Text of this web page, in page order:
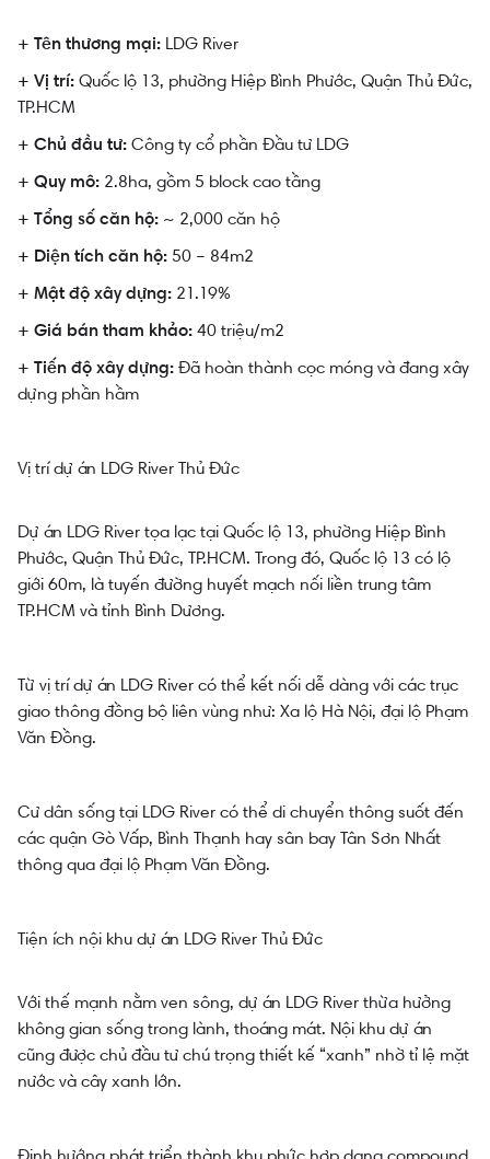
+ Tên thương mại: LDG River
+ Vị trí: Quốc lộ 13, phường Hiệp Bình Phước, Quận Thủ Đức,
TP.HCM
+ Chủ đầu tư: Công ty cổ phần Đầu tư LDG
+ Quy mô: 2.8ha, gồm 5 block cao tầng
+ Tổng số căn hộ: ~ 2,000 căn hộ
+ Diện tích căn hộ: 50 – 84m2
+ Mật độ xây dựng: 21.19%
+ Giá bán tham khảo: 40 triệu/m2
+ Tiến độ xây dựng: Đã hoàn thành cọc móng và đang xây
dựng phần hầm
Vị trí dự án LDG River Thủ Đức
Dự án LDG River tọa lạc tại Quốc lộ 13, phường Hiệp Bình
Phước, Quận Thủ Đức, TP.HCM. Trong đó, Quốc lộ 13 có lộ
giới 60m, là tuyến đường huyết mạch nối liền trung tâm
TP.HCM và tỉnh Bình Dương.
Từ vị trí dự án LDG River có thể kết nối dễ dàng với các trục
giao thông đồng bộ liên vùng như: Xa lộ Hà Nội, đại lộ Phạm
Văn Đồng.
Cư dân sống tại LDG River có thể di chuyển thông suốt đến
các quận Gò Vấp, Bình Thạnh hay sân bay Tân Sơn Nhất
thông qua đại lộ Phạm Văn Đồng.
Tiện ích nội khu dự án LDG River Thủ Đức
Với thế mạnh nằm ven sông, dự án LDG River thừa hưởng
không gian sống trong lành, thoáng mát. Nội khu dự án
cũng được chủ đầu tư chú trọng thiết kế “xanh” nhờ tỉ lệ mặt
nước và cây xanh lớn.